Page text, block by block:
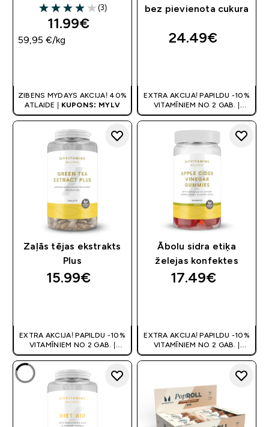
4 out of 5 stars
(3)
11.99€‎
59,95 €‎/kg
ZIBENS MYDAYS AKCIJA! 40%
ATLAIDE | KUPONS: MYLV
bez pievienota cukura
24.49€‎
EXTRA AKCIJA! PAPILDU -10%
VITAMĪNIEM NO 2 GAB. |
ATLAIDE GROZĀ
Zaļās tējas ekstrakts
Plus
15.99€‎
EXTRA AKCIJA! PAPILDU -10%
VITAMĪNIEM NO 2 GAB. |
ATLAIDE GROZĀ
Ābolu sidra etiķa
želejas konfektes
17.49€‎
EXTRA AKCIJA! PAPILDU -10%
VITAMĪNIEM NO 2 GAB. |
ATLAIDE GROZĀ